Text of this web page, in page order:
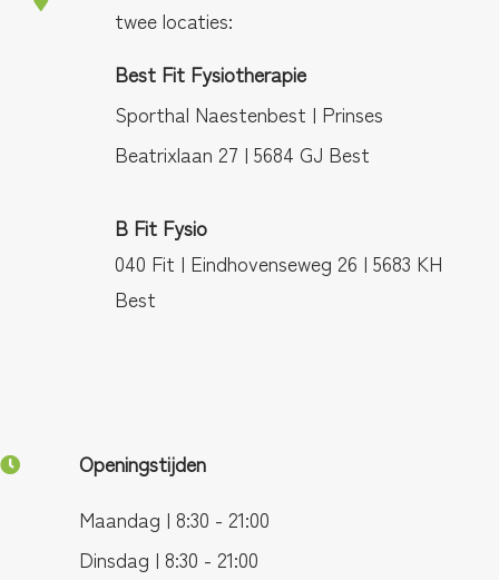
twee locaties:
Best Fit Fysiotherapie
Sporthal Naestenbest | Prinses
Beatrixlaan 27 | 5684 GJ Best
B Fit Fysio
040 Fit | Eindhovenseweg 26 | 5683 KH
Best
Openingstijden
Maandag | 8:30 - 21:00
Dinsdag | 8:30 - 21:00